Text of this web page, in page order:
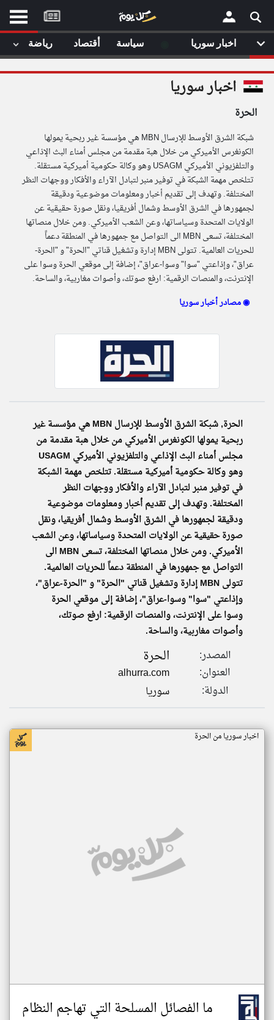
أخر أخبار الوطن العربي
من نحن
إتصل بنا
شروط الاستخدام
سياسة الخصوصية
الحقوق الفكرية
مصادر الأخبار
أقترح اضافة مصدر
مصادر الأخبار من سوريا
اخبار سوريا على مدار الساعة
أهم اخبار سوريا العاجلة والمباشرة
×اخبار سوريا
الحرة
شبكة الشرق الأوسط للإرسال MBN هي مؤسسة غير ربحية يمولها
الكونغرس الأميركي من خلال هبة مقدمة من مجلس أمناء البث الإذاعي
والتلفزيوني الأميركي USAGM وهو وكالة حكومية أميركية مستقلة.
تتلخص مهمة الشبكة في توفير منبر لتبادل الآراء والأفكار ووجهات النظر
المختلفة. وتهدف إلى تقديم أخبار ومعلومات موضوعية ودقيقة
لجمهورها في الشرق الأوسط وشمال أفريقيا، ونقل صورة حقيقية عن
الولايات المتحدة وسياساتها، وعن الشعب الأميركي. ومن خلال منصاتها
المختلفة، تسعى MBN الى التواصل مع جمهورها في المنطقة دعماً
للحريات العالمية. تتولى MBN إدارة وتشغيل قناتي "الحرة" و "الحرة-
عراق"، وإذاعتي "سوا" وسوا-عراق"، إضافة إلى موقعي الحرة وسوا على
الإنترنت، والمنصات الرقمية: ارفع صوتك، وأصوات مغاربية، والساحة.
مصادر أخبار سوريا ◉
الحرة, شبكة الشرق الأوسط للإرسال MBN هي مؤسسة غير
ربحية يمولها الكونغرس الأميركي من خلال هبة مقدمة من
مجلس أمناء البث الإذاعي والتلفزيوني الأميركي USAGM
وهو وكالة حكومية أميركية مستقلة. تتلخص مهمة الشبكة
في توفير منبر لتبادل الآراء والأفكار ووجهات النظر
المختلفة. وتهدف إلى تقديم أخبار ومعلومات موضوعية
ودقيقة لجمهورها في الشرق الأوسط وشمال أفريقيا، ونقل
صورة حقيقية عن الولايات المتحدة وسياساتها، وعن الشعب
الأميركي. ومن خلال منصاتها المختلفة، تسعى MBN الى
التواصل مع جمهورها في المنطقة دعماً للحريات العالمية.
تتولى MBN إدارة وتشغيل قناتي "الحرة" و "الحرة-عراق"،
وإذاعتي "سوا" وسوا-عراق"، إضافة إلى موقعي الحرة
وسوا على الإنترنت، والمنصات الرقمية: ارفع صوتك،
وأصوات مغاربية، والساحة.
المصدر: الحرة
العنوان:
alhurra.com
الدولة:
سوريا
اخبار سوريا من الحرة
ما الفصائل المسلحة التي تهاجم النظام
اخبار سوريا سياسة أقتصاد رياضة
موقع
كل
يوم
لم تقم بقراءة اي مقال مؤخرا
klyoum.com